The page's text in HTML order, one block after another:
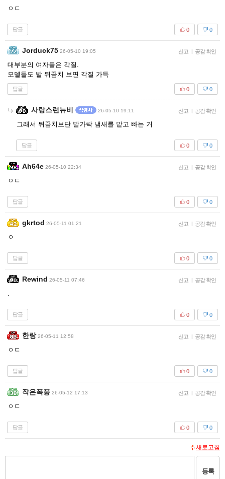
ㅇㄷ
답글 0
0
Jorduck75 26-05-10 19:05 신고 공감 확인
대부분의 여자들은 각질.
모델들도 발 뒤꿈치 보면 각질 가득
답글 0
0
사랑스런뉴비 26-05-10 19:11 신고 공감 확인
그래서 뒤꿈치보단 발가락 냄새를 맡고 빠는 거
답글 0
0
Ah64e 26-05-10 22:34 신고 공감 확인
ㅇㄷ
답글 0
0
gkrtod 26-05-11 01:21 신고 공감 확인
ㅇ
답글 0
0
Rewind 26-05-11 07:46 신고 공감 확인
.
답글 0
0
한랑 26-05-11 12:58 신고 공감 확인
ㅇㄷ
답글 0
0
작은폭풍 26-05-12 17:13 신고 공감 확인
ㅇㄷ
답글 0
0
새로고침
등록